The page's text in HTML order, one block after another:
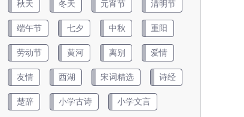
秋天 冬天 元宵节 清明节
端午节 七夕 中秋 重阳
劳动节 黄河 离别 爱情
友情 西湖 宋词精选 诗经
楚辞 小学古诗 小学文言